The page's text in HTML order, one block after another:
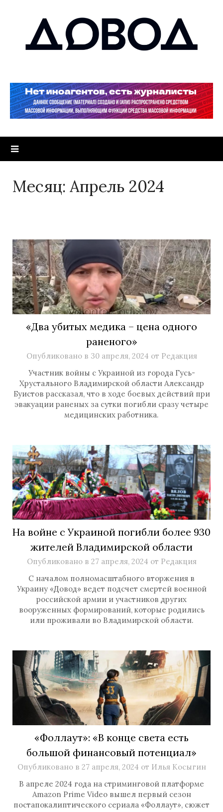
Месяц: Апрель 2024
«Два убитых медика – цена одного
раненого»
Опубликовано в 30 апреля, 2024 от Редакция
Участник войны с Украиной из города Гусь-
Хрустального Владимирской области Александр
Буистов рассказал, что в ходе боевых действий при
эвакуации раненых за сутки погибли сразу четыре
медицинских работника.
На войне с Украиной погибли более 930
жителей Владимирской области
Опубликовано в 27 апреля, 2024 от Редакция
С началом полномасштабного вторжения в
Украину «Довод» ведет подсчет смертей военной
российской армии и участников других
вооруженных формирований, которые родились
или проживали во Владимирской области.
«Фоллаут»: «В конце света есть
большой финансовый потенциал»
Опубликовано в 27 апреля, 2024 от Илья Косыгин
В апреле 2024 года на стриминговой платформе
Amazon Prime Video вышел первый сезон
постапокалиптического сериала «Фоллаут», сюжет